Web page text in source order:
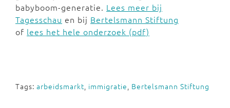
babyboom-generatie. Lees meer bij
Tagesschau en bij Bertelsmann Stiftung
of lees het hele onderzoek (pdf)
Tags: arbeidsmarkt, immigratie, Bertelsmann Stiftung